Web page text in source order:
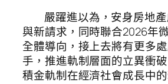
嚴躍進以為，安身房地
與新請求，同時聯合2026年
全體導向，接上去將有更多
手，推進軌制層面的立異衝
積金軌制在經濟社會成長中